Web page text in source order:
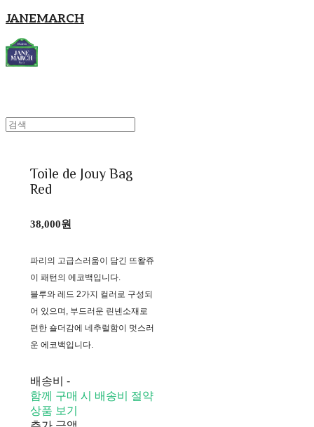
JANEMARCH
Toile de Jouy Bag
Red
38,000원
파리의 고급스러움이 담긴 뜨왈쥬
이 패턴의 에코백입니다.
블루와 레드 2가지 컬러로 구성되
어 있으며, 부드러운 린넨소재로
편한 숄더감에 네추럴함이 멋스러
운 에코백입니다.
배송비 -
함께 구매 시 배송비 절약
상품 보기